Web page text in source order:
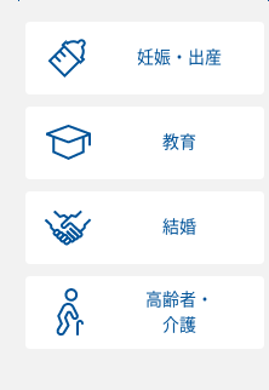
妊娠・出産
教育
結婚
高齢者・
介護